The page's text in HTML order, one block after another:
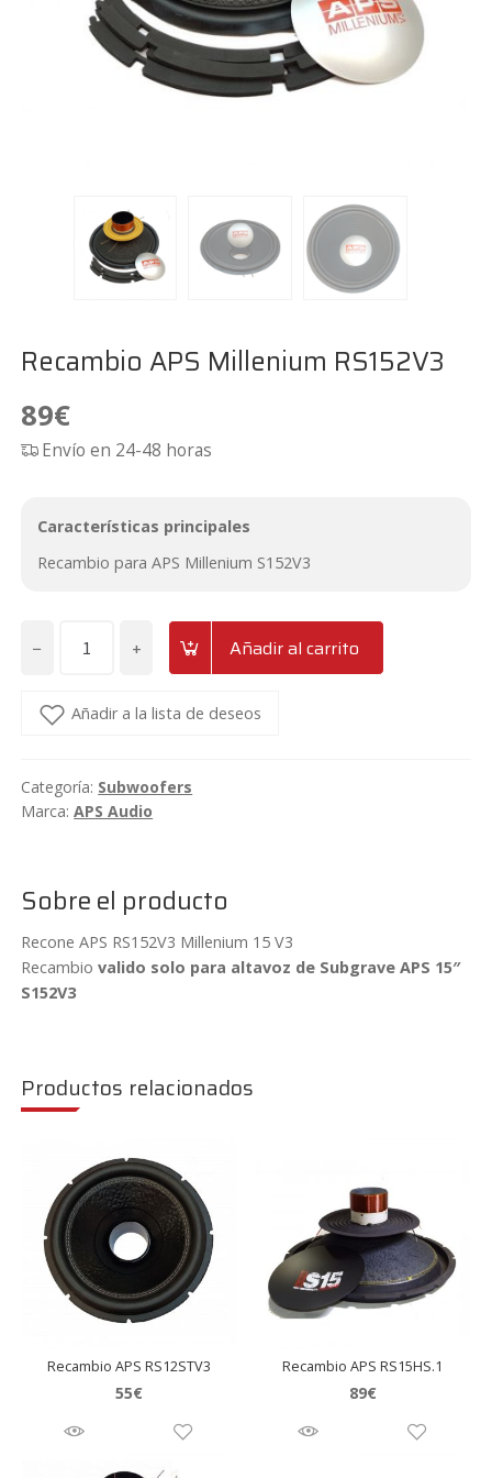
Recambio APS Millenium RS152V3
89€
Envío en 24-48 horas
Características principales
Recambio para APS Millenium S152V3
−
Recambio
Millenium
+ Añadir al carrito
Añadir a la lista de deseos
Categoría: Subwoofers
Marca:APS Audio
Sobre el producto
Recone APS RS152V3 Millenium 15 V3
Recambiovalido solo para altavoz de Subgrave APS 15″
S152V3
Productos relacionados
Recambio APS RS12STV3
55€
Recambio APS RS15HS.1
89€